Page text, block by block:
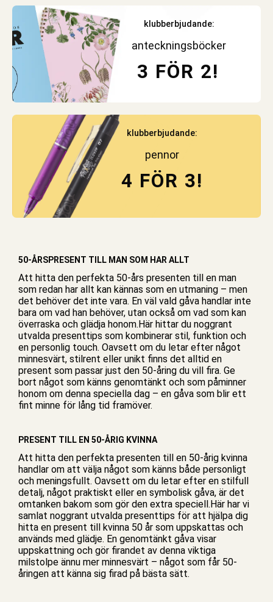
klubberbjudande:
anteckningsböcker
3 FÖR 2!
klubberbjudande:
pennor
4 FÖR 3!
50-ÅRSPRESENT TILL MAN SOM HAR ALLT
Att hitta den perfekta 50-års presenten till en man
som redan har allt kan kännas som en utmaning – men
det behöver det inte vara. En väl vald gåva handlar inte
bara om vad han behöver, utan också om vad som kan
överraska och glädja honom.Här hittar du noggrant
utvalda presenttips som kombinerar stil, funktion och
en personlig touch. Oavsett om du letar efter något
minnesvärt, stilrent eller unikt finns det alltid en
present som passar just den 50-åring du vill fira. Ge
bort något som känns genomtänkt och som påminner
honom om denna speciella dag – en gåva som blir ett
fint minne för lång tid framöver.
PRESENT TILL EN 50-ÅRIG KVINNA
Att hitta den perfekta presenten till en 50-årig kvinna
handlar om att välja något som känns både personligt
och meningsfullt. Oavsett om du letar efter en stilfull
detalj, något praktiskt eller en symbolisk gåva, är det
omtanken bakom som gör den extra speciell.Här har vi
samlat noggrant utvalda presenttips för att hjälpa dig
hitta en present till kvinna 50 år som uppskattas och
används med glädje. En genomtänkt gåva visar
uppskattning och gör firandet av denna viktiga
milstolpe ännu mer minnesvärt – något som får 50-
åringen att känna sig firad på bästa sätt.